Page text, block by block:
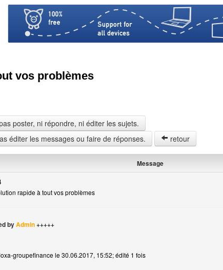
vos problèmes
poster, ni répondre, ni éditer les sujets.
éditer les messages ou faire de réponses.
retour
Message
rapide à tout vos problèmes
byAdmin+++++
groupefinance le 30.06.2017, 15:52; édité 1 fois